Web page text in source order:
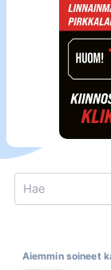
Search
Aiemmin soineet